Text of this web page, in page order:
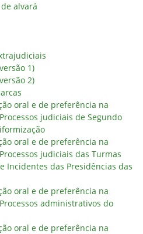
alvará
1)
2)
oral e de preferência na
judiciais de Segundo
oral e de preferência na
judiciais das Turmas
Incidentes das Presidências das
oral e de preferência na
administrativos do
oral e de preferência na